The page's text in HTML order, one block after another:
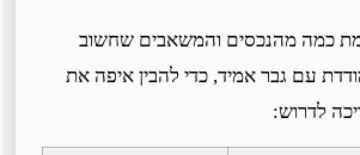
כמה מהנכסים והמשאבים שחשוב
עם גבר אמיד, כדי להבין איפה את
לדרוש: